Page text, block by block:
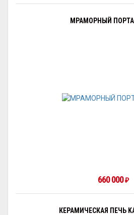
МРАМОРНЫЙ
660 000₽
КЕРАМИЧЕСКАЯ ПЕЧЬ